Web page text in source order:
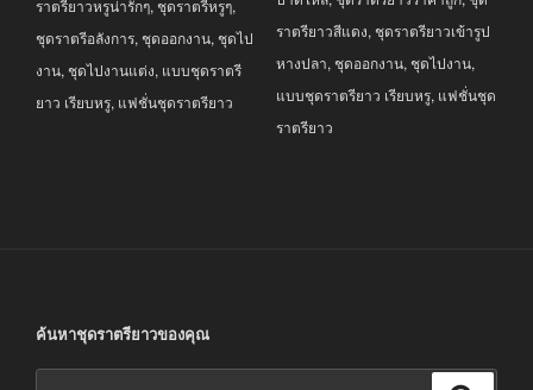
ราตรียาวหรูน่ารักๆ, ชุดราตรีหรูๆ,
ชุดราตรีอลังการ, ชุดออกงาน, ชุดไป
งาน, ชุดไปงานแต่ง, แบบชุดราตรี
ยาว เรียบหรู, แฟชั่นชุดราตรียาว
ราตรียาวสีแดง, ชุดราตรียาวเข้ารูป
หางปลา, ชุดออกงาน, ชุดไปงาน,
แบบชุดราตรียาว เรียบหรู, แฟชั่นชุด
ราตรียาว
ค้นหาชุดราตรียาวของคุณ